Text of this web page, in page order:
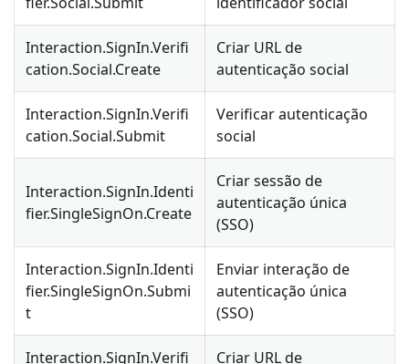
Interaction.SignIn.Verifi
cation.Social.Create
Criar URL de
autenticação social
Interaction.SignIn.Verifi
cation.Social.Submit
Verificar autenticação
social
Interaction.SignIn.Identi
fier.SingleSignOn.Create
Criar sessão de
autenticação única
(SSO)
Interaction.SignIn.Identi
fier.SingleSignOn.Submi
t
Enviar interação de
autenticação única
(SSO)
Interaction.SignIn.Verifi
Criar URL de